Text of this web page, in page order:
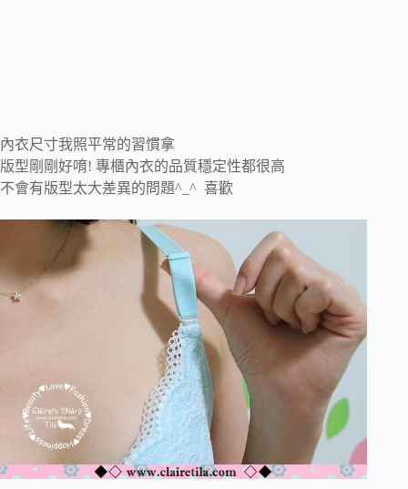
內衣尺寸我照平常的習慣拿
版型剛剛好唷! 專櫃內衣的品質穩定性都很高
不會有版型太大差異的問題^_^ 喜歡